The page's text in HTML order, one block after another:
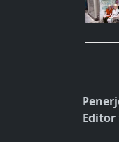
Editor